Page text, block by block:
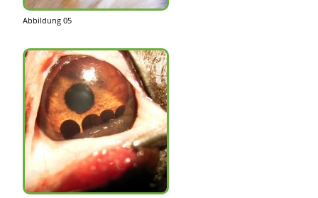
Abbildung 05